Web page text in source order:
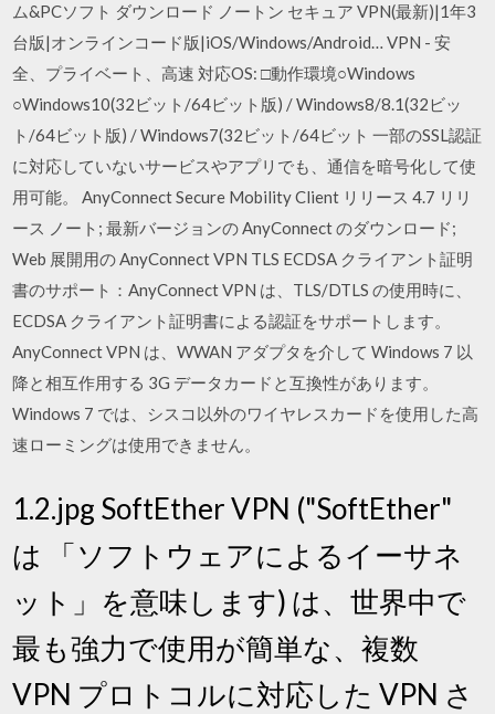
ム&PCソフト ダウンロード ノートン セキュア VPN(最新)|1年3
台版|オンラインコード版|iOS/Windows/Android… VPN - 安
全、プライベート、高速 対応OS: □動作環境○Windows
○Windows10(32ビット/64ビット版) / Windows8/8.1(32ビッ
ト/64ビット版) / Windows7(32ビット/64ビット 一部のSSL認証
に対応していないサービスやアプリでも、通信を暗号化して使
用可能。 AnyConnect Secure Mobility Client リリース 4.7 リリ
ース ノート; 最新バージョンの AnyConnect のダウンロード;
Web 展開用の AnyConnect VPN TLS ECDSA クライアント証明
書のサポート：AnyConnect VPN は、TLS/DTLS の使用時に、
ECDSA クライアント証明書による認証をサポートします。
AnyConnect VPN は、WWAN アダプタを介して Windows 7 以
降と相互作用する 3G データカードと互換性があります。
Windows 7 では、シスコ以外のワイヤレスカードを使用した高
速ローミングは使用できません。
1.2.jpg SoftEther VPN ("SoftEther"
は 「ソフトウェアによるイーサネ
ット」を意味します) は、世界中で
最も強力で使用が簡単な、複数
VPN プロトコルに対応した VPN さ